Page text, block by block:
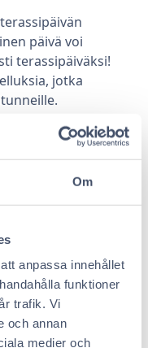
Om
anpassa innehållet
funktioner
trafik. Vi
och annan
medier och
päivä voi
terassipäiväksi!
jotka
ovat erityisesti
Juuri
ympäristössä.